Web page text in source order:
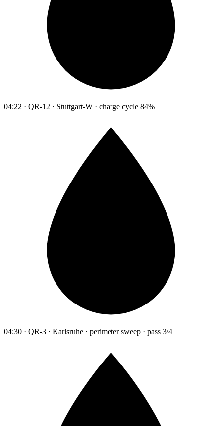
04:22 · QR-12 · Stuttgart-W · charge cycle 84%
04:30 · QR-3 · Karlsruhe · perimeter sweep · pass 3/4